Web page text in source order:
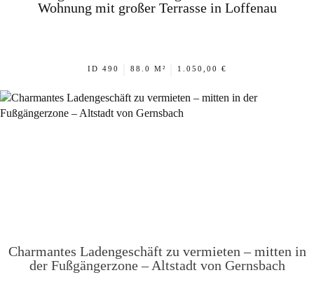
Wohnung mit großer Terrasse in Loffenau
ID 490 88.0 M² 1.050,00 €
Charmantes Ladengeschäft zu vermieten – mitten in
der Fußgängerzone – Altstadt von Gernsbach